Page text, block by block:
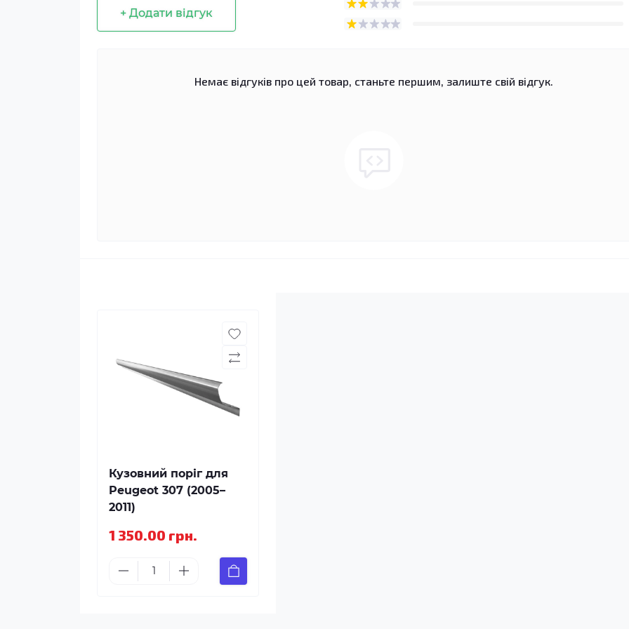
+ Додати відгук
Немає відгуків про цей товар, станьте першим, залиште свій відгук.
Кузовний поріг для
Peugeot 307 (2005–
2011)
1 350.00 грн.